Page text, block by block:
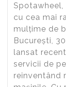
cu cea mai
mulțime de
București,
lansat
servicii de
reinventând